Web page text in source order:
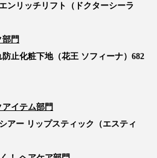
デトックス
ナイトルーティン 金木犀
ンリッチリフト（ドクターシーラ
門
止化粧下地（花王 ソフィーナ）682
イテム部門
アー リップスティック（エスティ